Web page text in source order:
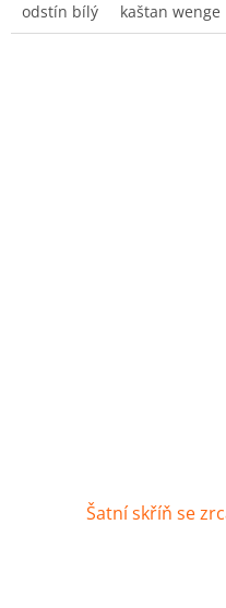
odstín bílý kaštan wenge
Šatní skříň se